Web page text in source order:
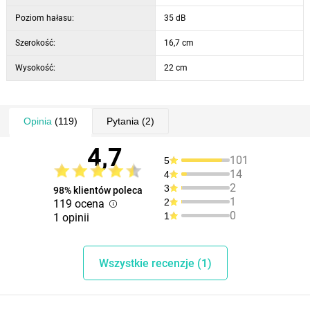
częstotliwość ultradźwiękowa: 2,4 MHz
odparowanie: 45-60 ml/godz.
hałas <35dB
materiał: PP, ABS
1x dyfuzor
1x miarka na wodę
1x adapter sieciowy
dolnej stronie podstawy. Upewnij się, że kabel zasilający jest
Poziom hałasu: 35 dB
Szerokość: 16,7 cm
Wysokość: 22 cm
Opinia (119) Pytania (2)
4,7
98% klientów poleca
119 ocena
1 opinii
5 101
4 14
3 2
2 1
1 0
Wszystkie recenzje (1)